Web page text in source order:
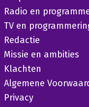
Radio en
TV en
Redactie
Missie en ambities
Klachten
Algemene
Privacy